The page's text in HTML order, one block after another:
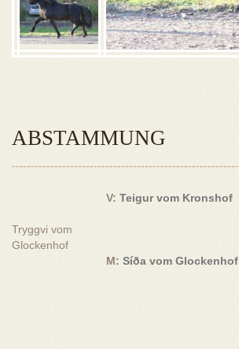
ABSTAMMUNG
Tryggvi vom
Glockenhof
V: Teigur vom Kronshof
M: Síða vom Glockenhof